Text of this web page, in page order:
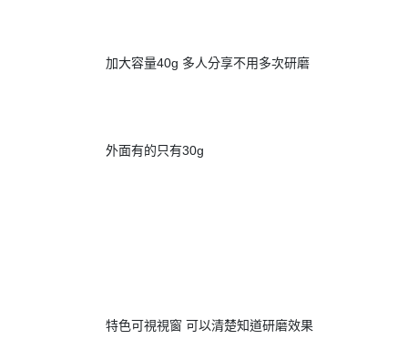
			 加大容量40g 多人分享不用多次研磨
			 外面有的只有30g
			 特色可視視窗 可以清楚知道研磨效果